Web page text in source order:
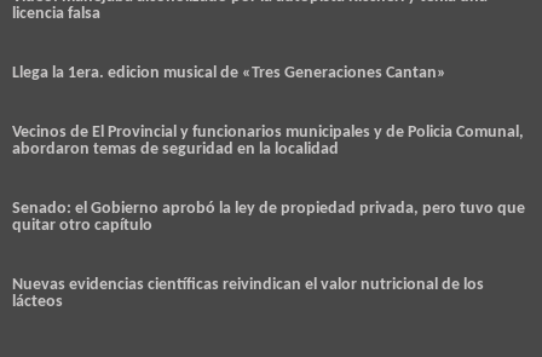
licencia falsa
Llega la 1era. edicion musical de «Tres Generaciones Cantan»
Vecinos de El Provincial y funcionarios municipales y de Policia Comunal,
abordaron temas de seguridad en la localidad
Senado: el Gobierno aprobó la ley de propiedad privada, pero tuvo que
quitar otro capítulo
Nuevas evidencias científicas reivindican el valor nutricional de los
lácteos